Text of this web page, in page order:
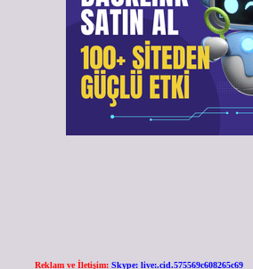
Reklam ve İletişim: Skype: live:.cid.575569c608265c69